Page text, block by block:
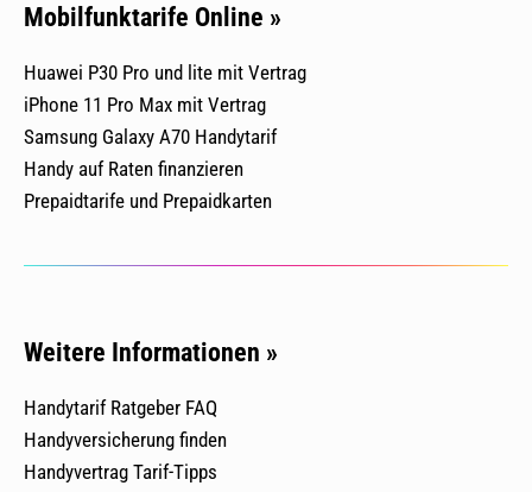
Mobilfunktarife Online »
Huawei P30 Pro und lite mit Vertrag
iPhone 11 Pro Max mit Vertrag
Samsung Galaxy A70 Handytarif
Handy auf Raten finanzieren
Prepaidtarife und Prepaidkarten
Weitere Informationen »
Handytarif Ratgeber FAQ
Handyversicherung finden
Handyvertrag Tarif-Tipps